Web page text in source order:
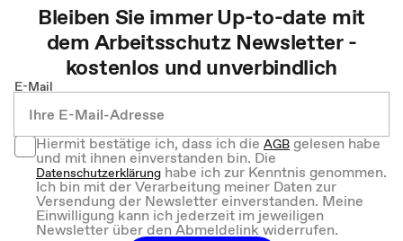
Bleiben Sie immer Up-to-date mit
demArbeitsschutz Newsletter -
kostenlos und unverbindlich
E-Mail
Hiermit bestätige ich, dass ich dieAGBgelesen habe
und mit ihnen einverstanden bin. Die
Datenschutzerklärung habe ich zur Kenntnis genommen.
Ich bin mit der Verarbeitung meiner Daten zur
Versendung der Newsletter einverstanden. Meine
Einwilligung kann ich jederzeit im jeweiligen
Newsletter über den Abmeldelink widerrufen.